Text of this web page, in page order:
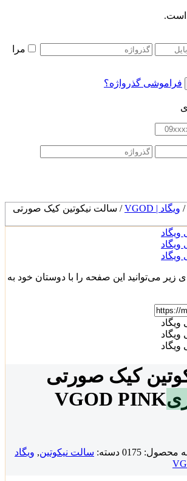
است.
مرا
فراموشی گذرواژه؟
/ ویگاد | VGOD
/ سالت نیکوتین کیک صورتی
زیر می‌توانید این صفحه را با دوستان خود به
کیک صورتی
VGOD PINK
محصول: 0175 دسته: سالت نیکوتین, ویگاد